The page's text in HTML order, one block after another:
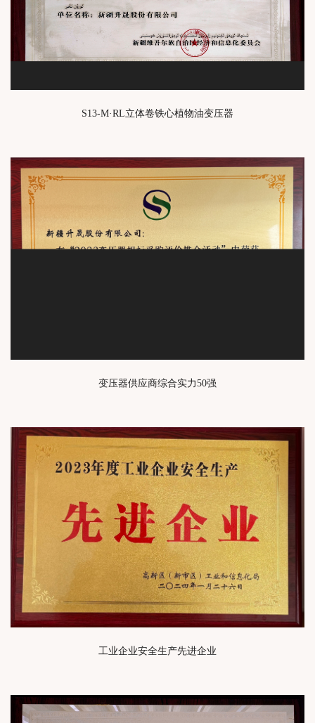
S13-M·RL立体卷铁心植物油变压器
变压器供应商综合实力50强
工业企业安全生产先进企业